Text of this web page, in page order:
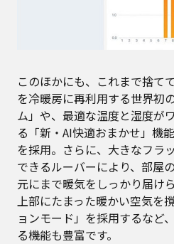
このほかにも、これまで捨て
を冷暖房に再利用する世界初
ム」や、最適な温度と湿度が
る「新・AI快適おまかせ」機
を採用。さらに、大きなフラ
できるルーバーにより、部屋
元にまで暖気をしっかり届け
上部にたまった暖かい空気を
ョンモード」を採用するなど
る機能も豊富です。